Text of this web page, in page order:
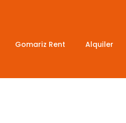
Gomariz Rent Alquiler